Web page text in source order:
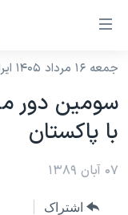
لینکهای
دسترسی
جهش
محتوای
اصلی
جهش
نسخه سبک
موضوع ها
ایران
آمریکا
برنامه های تلویزیونی
جدول برنامه ها
جمعه ۱۶ مرداد ۱۴۰۵ ایران ۱۶:۵۴
سومین دور
با پاکستان
۰۷ آبان ۱۳۸۹
اشتراک